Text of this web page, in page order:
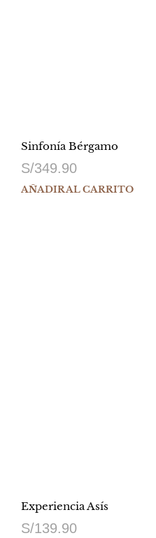
Sinfonía Bérgamo
S/349.90
AÑADIR AL CARRITO
Experiencia Asís
S/139.90